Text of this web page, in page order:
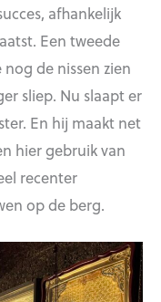
afhankelijk
Een tweede
de nissen zien
sliep. Nu slaapt er
En hij maakt net
hier gebruik van
recenter
op de berg.